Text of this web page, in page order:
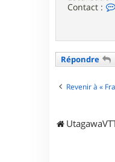
Contact :
Répondre
Revenir à «